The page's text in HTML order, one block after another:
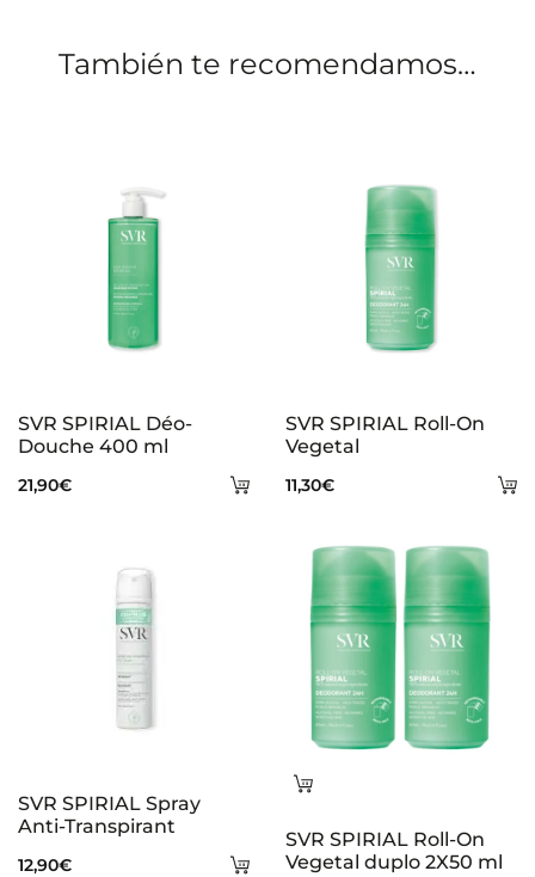
También te recomendamos…
Añadir
carrito
SVR SPIRIAL Déo-
Douche 400 ml
21,90€
SVR SPIRIAL Roll-On
Vegetal
11,30€
Añadir
SVR SPIRIAL Spray
Anti-Transpirant
12,90€
Leer
SVR SPIRIAL Roll-On
Vegetal duplo 2X50 ml